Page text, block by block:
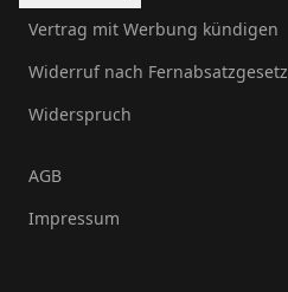
Vertrag mit Werbung kündigen
Widerruf nach Fernabsatzgesetz
Widerspruch
AGB
Impressum